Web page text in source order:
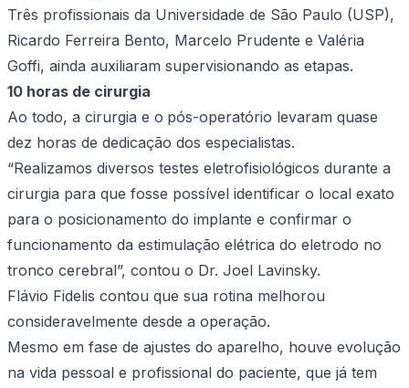
Três profissionais da Universidade de São Paulo (USP),
Ricardo Ferreira Bento, Marcelo Prudente e Valéria
Goffi, ainda auxiliaram supervisionando as etapas.
10 horas de cirurgia
Ao todo, a cirurgia e o pós-operatório levaram quase
dez horas de dedicação dos especialistas.
“Realizamos diversos testes eletrofisiológicos durante a
cirurgia para que fosse possível identificar o local exato
para o posicionamento do implante e confirmar o
funcionamento da estimulação elétrica do eletrodo no
tronco cerebral”, contou o Dr. Joel Lavinsky.
Flávio Fidelis contou que sua rotina melhorou
consideravelmente desde a operação.
Mesmo em fase de ajustes do aparelho, houve evolução
na vida pessoal e profissional do paciente, que já tem